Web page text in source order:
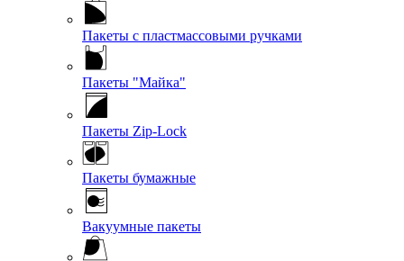
Пакеты с пластмассовыми ручками
Пакеты "Майка"
Пакеты Zip-Lock
Пакеты бумажные
Вакуумные пакеты